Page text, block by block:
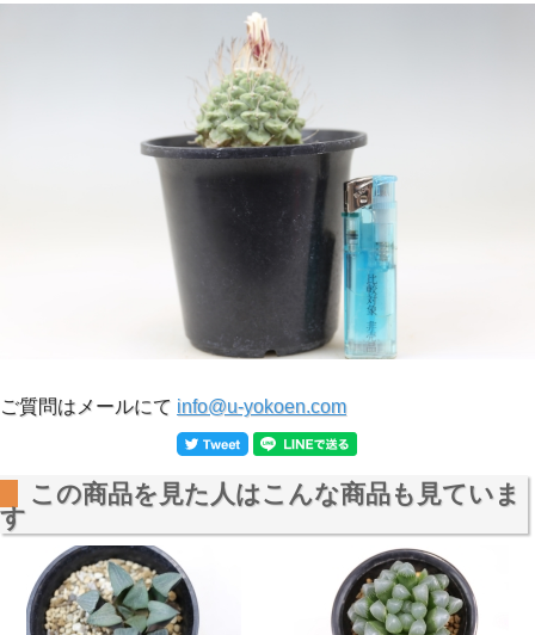
ご質問はメールにて info@u-yokoen.com
この商品を見た人はこんな商品も見ていま
す